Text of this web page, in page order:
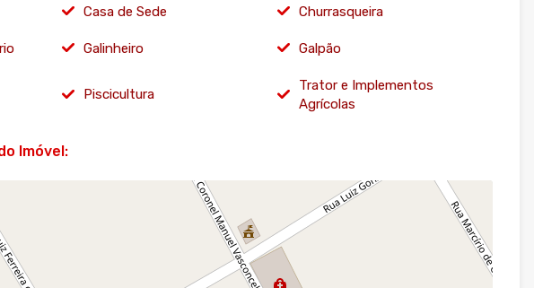
Casa de Sede Churrasqueira
Galinheiro Galpão
Piscicultura
Trator e Implementos
Agrícolas
Imóvel: